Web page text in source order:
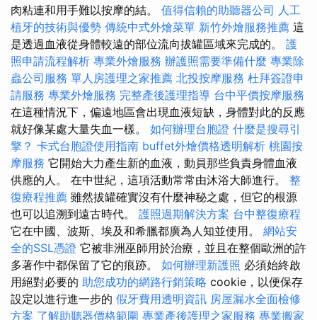
肉粘連和用手難以按摩的結。 值得信賴的助聽器公司 人工
植牙的技術與優勢 傳統中式外燴菜單 新竹外燴服務推薦 這
是透過血液從身體較遠的部位流向拔罐區域來完成的。 護
照申請流程解析 專業外燴服務 辦護照需要準備什麼 專業除
蟲公司服務 單人房護理之家推薦 北投按摩服務 杜拜簽證申
請服務 專業外燴服務 完整產後護理指導 台中平價按摩服務
在這種情況下，偏遠地區會出現血液短缺，身體對此的反應
就好像某處大量失血一樣。 如何辦理台胞證 什麼是搜尋引
擎？ 卡式台胞證使用指南 buffet外燴價格透明解析 桃園按
摩服務 它開始大力產生新的血液，動員那些負責身體血液
供應的人。 在中世紀，這項活動常常由沐浴大師進行。 整
復療程推薦 雖然拔罐確實沒有什麼神秘之處，但它的根源
也可以追溯到遠古時代。 護照過期解決方案 台中整復療程
它在中國、波斯、埃及和希臘都廣為人知並使用。 網站安
全的SSL憑證 它被非洲巫師用於治療，並且在整個歐洲的許
多著作中都保留了它的痕跡。 如何辦理新護照 必須始終啟
用絕對必要的 助您成功的網路行銷策略 cookie，以便保存
設定以進行進一步的 假牙費用透明資訊 房屋漏水全面檢修
方案 了解助聽器價格範圍 專業產後護理之家服務 專業搬家